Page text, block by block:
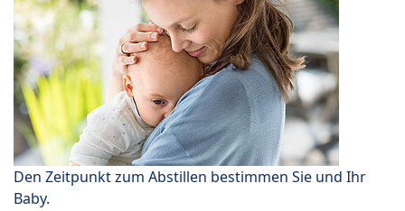
Den Zeitpunkt zum Abstillen bestimmen Sie und Ihr
Baby.